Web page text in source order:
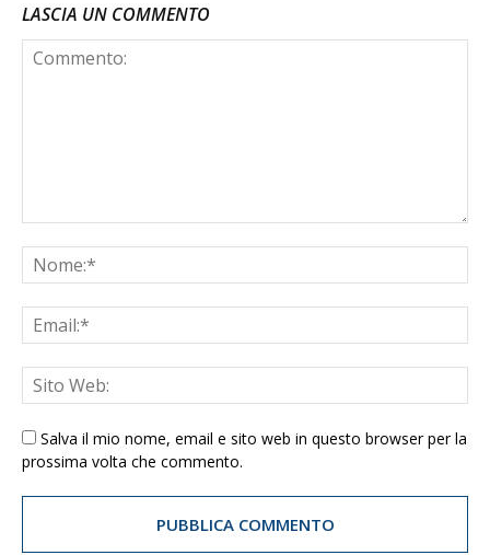
LASCIA UN COMMENTO
Salva il mio nome, email e sito web in questo browser per la
prossima volta che commento.